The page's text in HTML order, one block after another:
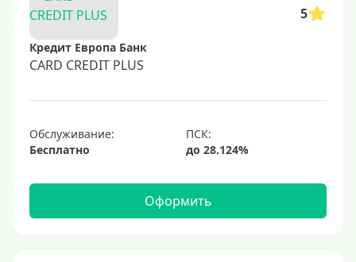
50000 руб
60000 руб
70000 руб
150000 руб
250000 руб
300000 руб
5
Кредит Европа Банк
CARD CREDIT PLUS
Обслуживание:
Бесплатно
Оформить